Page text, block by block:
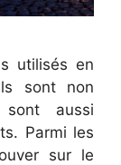
utilisés en
sont non
aussi
Parmi les
sur le